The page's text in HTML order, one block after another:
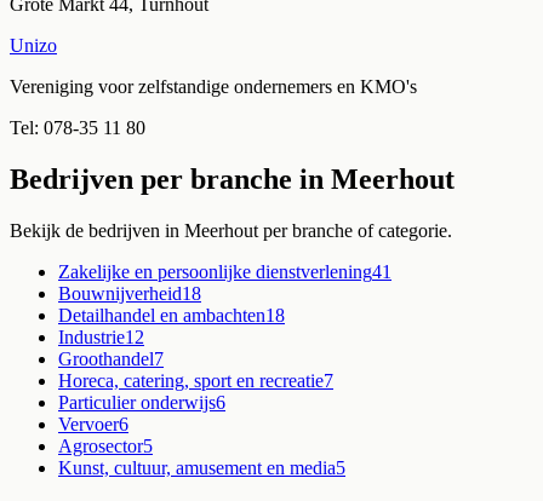
Unizo
Vereniging voor zelfstandige ondernemers en KMO's
Tel: 078-35 11 80
Bedrijven per branche in Meerhout
Bekijk de bedrijven in Meerhout per branche of categorie.
Zakelijke en persoonlijke dienstverlening41
Bouwnijverheid18
Detailhandel en ambachten18
Industrie12
Groothandel7
Horeca, catering, sport en recreatie7
Particulier onderwijs6
Vervoer6
Agrosector5
Kunst, cultuur, amusement en media5